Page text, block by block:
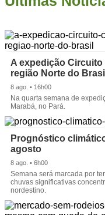
A expedição Circuito
região Norte do Brasil
8 ago. • 16h00
Na quarta semana de
Marabá, no Pará.
Prognóstico
agosto
8 ago. • 6h00
Semana será marcada por
chuvas significativas
nordestino.